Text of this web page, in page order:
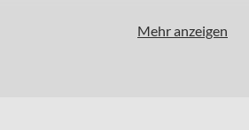
Mehr anzeigen